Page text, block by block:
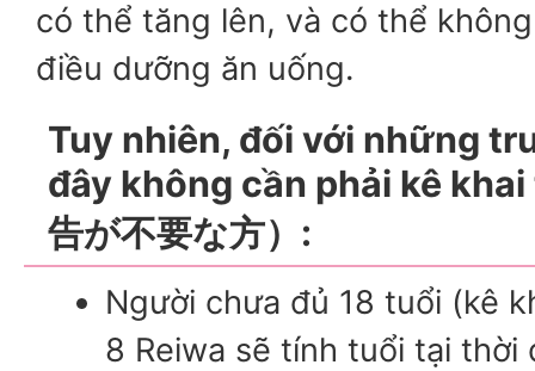
có thể tăng lên, và có thể
điều dưỡng ăn uống.
Tuy nhiên, đối với những
đây không cần phải kê khai
告が不要な方）:
Người chưa đủ 18 tuổi (kê
8 Reiwa sẽ tính tuổi tại thời